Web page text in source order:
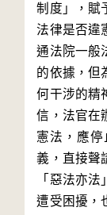
制度」，賦
法律是否違
通法院一般
的依據，但
何干涉的精
信，法官在
憲法，應
義，直接聲
「惡法亦
遭受困擾，